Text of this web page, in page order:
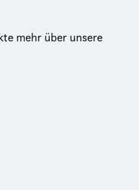
mehr über unsere